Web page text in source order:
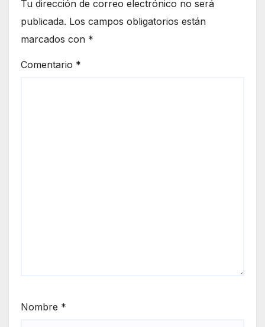
Tu dirección de correo electrónico no será
publicada. Los campos obligatorios están
marcados con *
Comentario *
Nombre *